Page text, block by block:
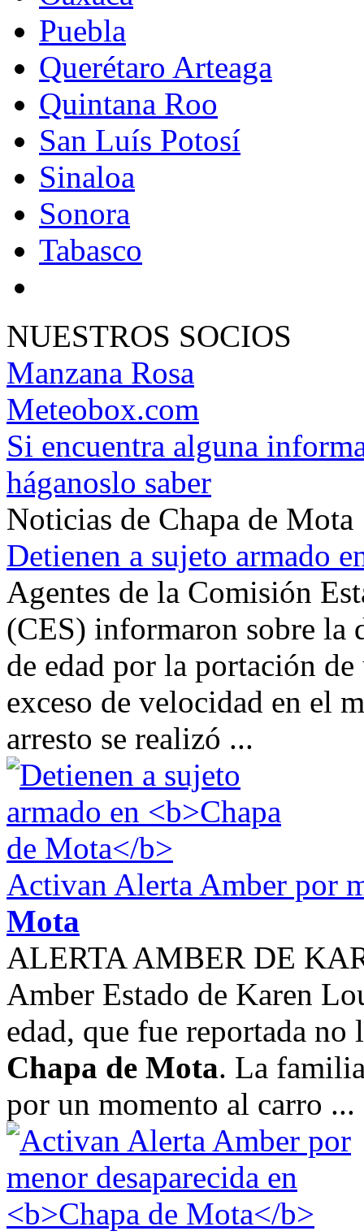
Puebla
Querétaro Arteaga
Quintana Roo
San Luís Potosí
Sinaloa
Sonora
Tabasco
NUESTROS SOCIOS
Manzana Rosa
Meteobox.com
Si encuentra alguna
háganoslo saber
Noticias de Chapa de Mota
Detienen a sujeto armado
Agentes de la Comisión
(CES) informaron sobre la
de edad por la portación
exceso de velocidad en el
arresto se realizó ...
Activan Alerta Amber por
Mota
ALERTA AMBER DE
Amber Estado de Karen
edad, que fue reportada
Chapa de Mota. La
por un momento al carro ...